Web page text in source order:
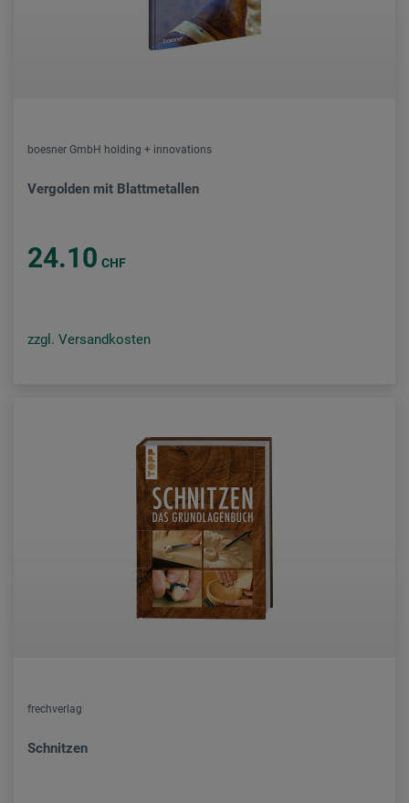
boesner GmbH holding + innovations
Vergolden mit Blattmetallen
24.10 CHF
zzgl. Versandkosten
frechverlag
Schnitzen